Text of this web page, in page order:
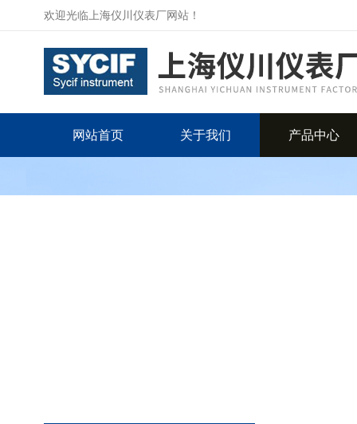
欢迎光临上海仪川仪表厂网站！
网站首页 关于我们 产品中心